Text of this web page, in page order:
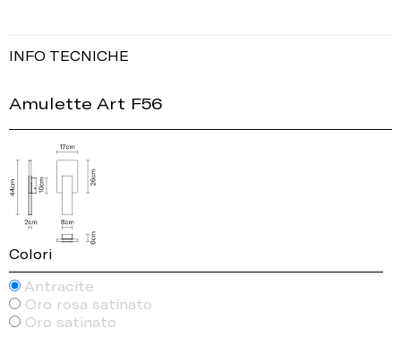
INFO TECNICHE
Amulette Art F56
Colori
Antracite
Oro rosa satinato
Oro satinato